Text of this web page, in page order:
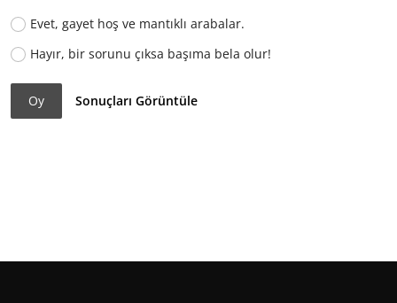
Evet, gayet hoş ve mantıklı arabalar.
Hayır, bir sorunu çıksa başıma bela olur!
Oy Sonuçları Görüntüle